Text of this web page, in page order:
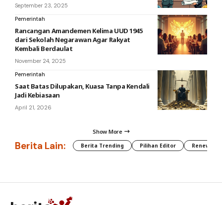
September 23, 2025
Pemerintah
Rancangan Amandemen Kelima UUD 1945
dari Sekolah Negarawan Agar Rakyat
Kembali Berdaulat
November 24, 2025
Pemerintah
Saat Batas Dilupakan, Kuasa Tanpa Kendali
Jadi Kebiasaan
April 21, 2026
Show More
Berita Lain: Berita Trending Pilihan Editor